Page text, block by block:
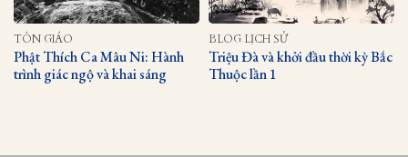
TÔN GIÁO
Phật Thích Ca Mâu Ni: Hành
trình giác ngộ và khai sáng
BLOG LỊCH SỬ
Triệu Đà và khởi đầu thời kỳ Bắc
Thuộc lần 1